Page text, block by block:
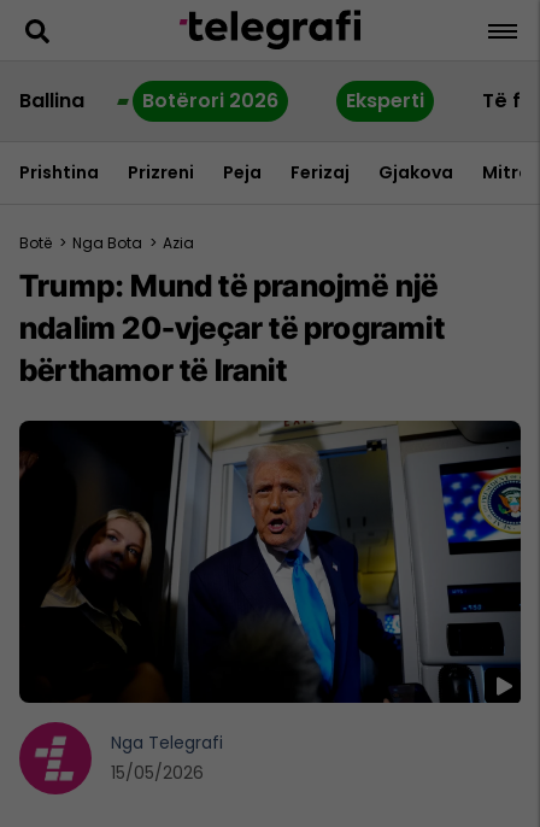
Ballina Botërori 2026 Eksperti Të
Prishtina Prizreni Peja Ferizaj Gjakova
Botë > Nga Bota > Azia
Trump: Mund të pranojmë një
ndalim 20-vjeçar të programit
bërthamor të Iranit
Nga Telegrafi
15/05/2026